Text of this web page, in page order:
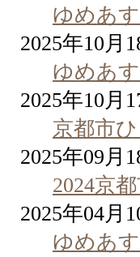
ゆめあ
2025年10月
ゆめあ
2025年10月
京都市
2025年09月
2024京
2025年04月
ゆめあ